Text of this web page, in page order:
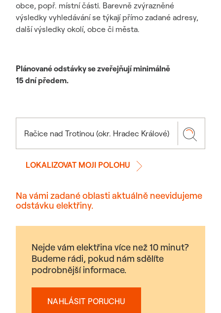
obce, popř. místní části. Barevně zvýrazněné
výsledky vyhledávání se týkají přímo zadané adresy,
další výsledky okolí, obce či města.
Plánované odstávky se zveřejňují minimálně
15 dní předem.
LOKALIZOVAT MOJI POLOHU
Na vámi zadané oblasti aktuálně neevidujeme
odstávku elektřiny.
Nejde vám elektřina více než 10 minut?
Budeme rádi, pokud nám sdělíte
podrobnější informace.
NAHLÁSIT PORUCHU